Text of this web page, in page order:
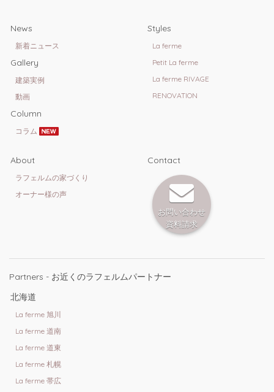
News
新着ニュース
Gallery
建築実例
動画
Column
コラム
Styles
La ferme
Petit La ferme
La ferme RIVAGE
RENOVATION
About
ラフェルムの家づくり
オーナー様の声
Contact
お問い合わせ
資料請求
Partners - お近くのラフェルムパートナー
北海道
La ferme 旭川
La ferme 道南
La ferme 道東
La ferme 札幌
La ferme 帯広